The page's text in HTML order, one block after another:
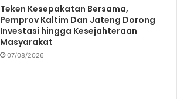
Teken Kesepakatan Bersama,
Pemprov Kaltim Dan Jateng Dorong
Investasi hingga Kesejahteraan
Masyarakat
07/08/2026